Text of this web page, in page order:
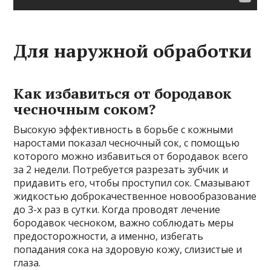
Для наружной обработки
Как избавиться от бородавок
чесночным соком?
Высокую эффективность в борьбе с кожными
наростами показал чесночный сок, с помощью
которого можно избавиться от бородавок всего
за 2 недели. Потребуется разрезать зубчик и
придавить его, чтобы проступил сок. Смазывают
жидкостью доброкачественное новообразование
до 3-х раз в сутки. Когда проводят лечение
бородавок чесноком, важно соблюдать меры
предосторожности, а именно, избегать
попадания сока на здоровую кожу, слизистые и
глаза.